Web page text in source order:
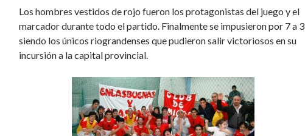
Los hombres vestidos de rojo fueron los protagonistas del juego y el
marcador durante todo el partido. Finalmente se impusieron por 7 a 3
siendo los únicos riograndenses que pudieron salir victoriosos en su
incursión a la capital provincial.